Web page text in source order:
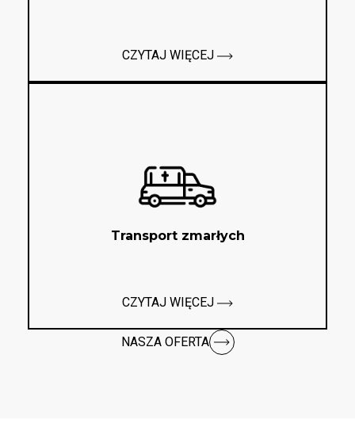
CZYTAJ WIĘCEJ
Transport zmarłych
CZYTAJ WIĘCEJ
NASZA OFERTA